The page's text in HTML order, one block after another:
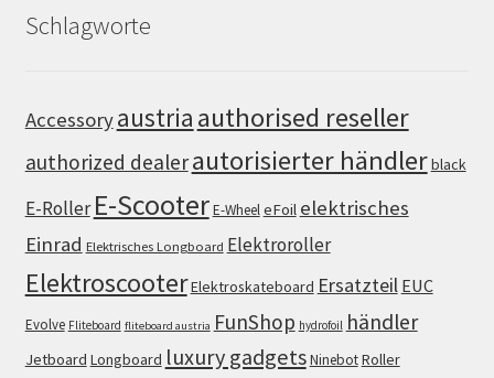
Schlagworte
Accessoryaustria authorised reseller
authorized dealerautorisierter händlerblack
E-Roller E-ScooterE-WheeleFoil elektrisches
Einrad Elektrisches Longboard Elektroroller
ElektroscooterElektroskateboard Ersatzteil EUC
Evolve Fliteboard fliteboard austria FunShop hydrofoil händler
Jetboard Longboard luxury gadgetsNinebotRoller